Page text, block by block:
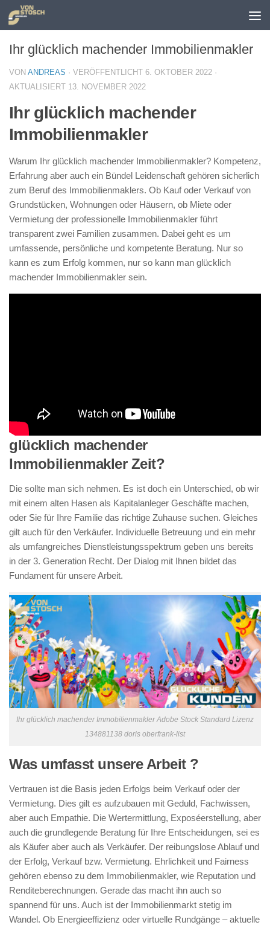
Zum Inhalt springen
Ihr glücklich machender Immobilienmakler
VON ANDREAS · VERÖFFENTLICHT 6. OKTOBER 2022 ·
AKTUALISIERT 13. NOVEMBER 2022
Ihr glücklich machender
Immobilienmakler
Warum Ihr glücklich machender Immobilienmakler? Kompetenz,
Erfahrung aber auch ein Bündel Leidenschaft gehören sicherlich
zum Beruf des Immobilienmaklers. Ob Kauf oder Verkauf von
Grundstücken, Wohnungen oder Häusern, ob Miete oder
Vermietung der professionelle Immobilienmakler führt
transparent zwei Familien zusammen. Dabei geht es um
umfassende, persönliche und kompetente Beratung. Nur so
kann es zum Erfolg kommen, nur so kann man glücklich
machender Immobilienmakler sein.
glücklich machender
Immobilienmakler Zeit?
Die sollte man sich nehmen. Es ist doch ein Unterschied, ob wir
mit einem alten Hasen als Kapitalanleger Geschäfte machen,
oder Sie für Ihre Familie das richtige Zuhause suchen. Gleiches
gilt auch für den Verkäufer. Individuelle Betreuung und ein mehr
als umfangreiches Dienstleistungsspektrum geben uns bereits
in der 3. Generation Recht. Der Dialog mit Ihnen bildet das
Fundament für unsere Arbeit.
Ihr glücklich machender Immobilienmakler Adobe Stock Standard Lizenz
134881138 doris oberfrank-list
Was umfasst unsere Arbeit ?
Vertrauen ist die Basis jeden Erfolgs beim Verkauf oder der
Vermietung. Dies gilt es aufzubauen mit Geduld, Fachwissen,
aber auch Empathie. Die Wertermittlung, Exposéerstellung, aber
auch die grundlegende Beratung für Ihre Entscheidungen, sei es
als Käufer aber auch als Verkäufer. Der reibungslose Ablauf und
der Erfolg, Verkauf bzw. Vermietung. Ehrlichkeit und Fairness
gehören ebenso zu dem Immobilienmakler, wie Reputation und
Renditeberechnungen. Gerade das macht ihn auch so
spannend für uns. Auch ist der Immobilienmarkt stetig im
Wandel. Ob Energieeffizienz oder virtuelle Rundgänge – aktuelle